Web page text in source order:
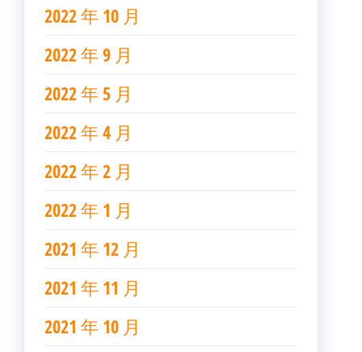
2022 年 10 月
2022 年 9 月
2022 年 5 月
2022 年 4 月
2022 年 2 月
2022 年 1 月
2021 年 12 月
2021 年 11 月
2021 年 10 月